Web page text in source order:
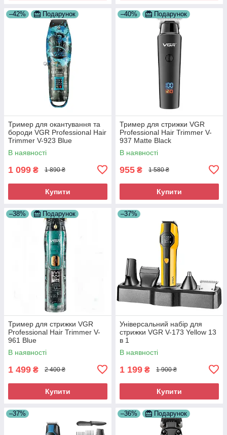
–42% Подарунок
Тример для окантування та
бороди VGR Professional Hair
Trimmer V-923 Blue
В наявності
1 099 ₴ 1 890 ₴
Купити
–40% Подарунок
Тример для стрижки VGR
Professional Hair Trimmer V-
937 Matte Black
В наявності
955 ₴ 1 580 ₴
Купити
–38% Подарунок
Тример для стрижки VGR
Professional Hair Trimmer V-
961 Blue
В наявності
1 499 ₴ 2 400 ₴
Купити
–37%
Універсальний набір для
стрижки VGR V-173 Yellow 13
в 1
В наявності
1 199 ₴ 1 900 ₴
Купити
–37% –36% Подарунок